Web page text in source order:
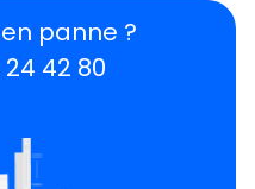
panne ?
42 80